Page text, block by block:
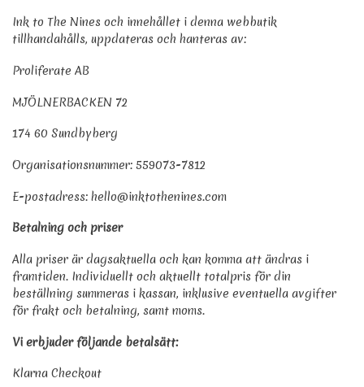
Ink to The Nines och innehållet i denna webbutik
tillhandahålls, uppdateras och hanteras av:
Proliferate AB
MJÖLNERBACKEN 72
174 60 Sundbyberg
Organisationsnummer: 559073-7812
E-postadress: hello@inktothenines.com
Betalning och priser
Alla priser är dagsaktuella och kan komma att ändras i
framtiden. Individuellt och aktuellt totalpris för din
beställning summeras i kassan, inklusive eventuella avgifter
för frakt och betalning, samt moms.
Vi erbjuder följande betalsätt:
Klarna Checkout